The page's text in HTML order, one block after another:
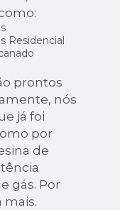
Residencial
prontos
nós
já foi
por
de
gás. Por
mais.